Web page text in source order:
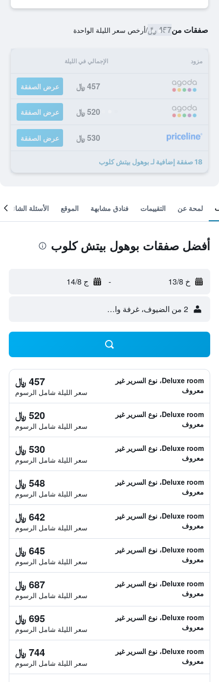
صفقات من457 ﷼ /أرخص سعر الليلة الواحدة
مزود الإجمالي في الليلة
457 ﷼ عرض الصفقة
520 ﷼ عرض الصفقة
530 ﷼ عرض الصفقة
18 صفقة إضافية لـ بوهول بيتش كلوب
لمحة عن التقييمات فنادق مشابهة الموقع الأسئلة الشائعة
أفضل صفقات بوهول بيتش كلوب
خ 13/8 - ج 14/8
2 من الضيوف، غرفة واحدة
Deluxe room، نوع السرير غير
معروف
457 ﷼
سعر الليلة شامل الرسوم
Deluxe room، نوع السرير غير
معروف
520 ﷼
سعر الليلة شامل الرسوم
Deluxe room، نوع السرير غير
معروف
530 ﷼
سعر الليلة شامل الرسوم
Deluxe room، نوع السرير غير
معروف
548 ﷼
سعر الليلة شامل الرسوم
Deluxe room، نوع السرير غير
معروف
642 ﷼
سعر الليلة شامل الرسوم
Deluxe room، نوع السرير غير
معروف
645 ﷼
سعر الليلة شامل الرسوم
Deluxe room، نوع السرير غير
معروف
687 ﷼
سعر الليلة شامل الرسوم
Deluxe room، نوع السرير غير
معروف
695 ﷼
سعر الليلة شامل الرسوم
Deluxe room، نوع السرير غير
معروف
744 ﷼
سعر الليلة شامل الرسوم